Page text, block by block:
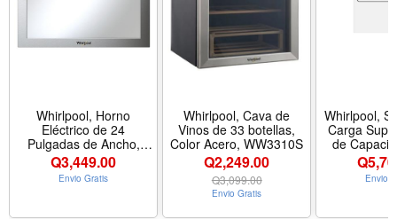
Whirlpool, Horno
Eléctrico de 24
Pulgadas de Ancho,
Acero Inoxidable
Q3,449.00
Envio Gratis
Whirlpool, Cava de
Vinos de 33 botellas,
Color Acero, WW3310S
Q2,249.00
Q3,099.00
Envio Gratis
Whirlpool,
Carga
de
Q
Envio